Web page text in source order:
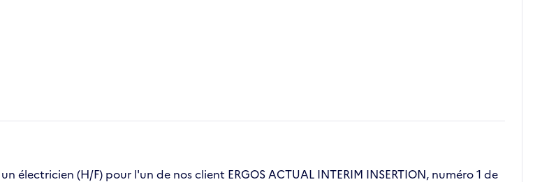
électricien (H/F) pour l'un de nos client ERGOS ACTUAL INTERIM INSERTION, numéro 1 de